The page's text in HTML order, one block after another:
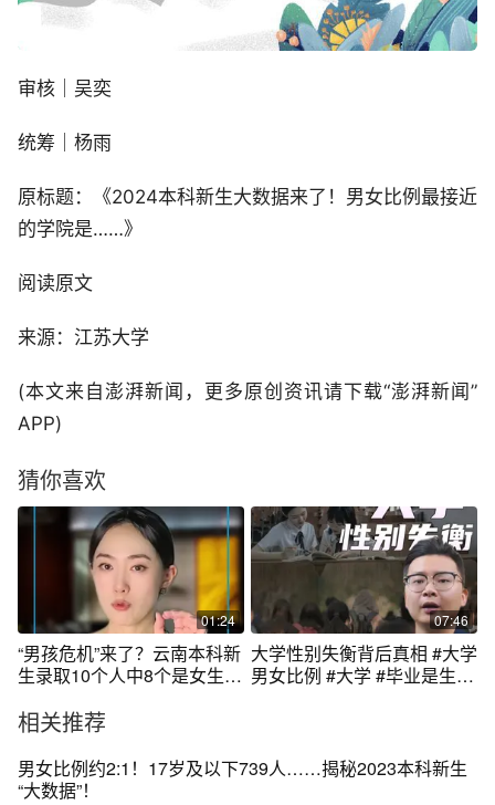
审核｜吴奕
统筹｜杨雨
原标题：《2024本科新生大数据来了！男女比例最接近
的学院是……》
阅读原文
来源：江苏大学
(本文来自澎湃新闻，更多原创资讯请下载“澎湃新闻”
APP)
猜你喜欢
01:24
“男孩危机”来了？云南本科新
生录取10个人中8个是女生！
好，找份养活自己的工作就
行” #男女升学比例 #大学男
女比例失衡 #高校女多男少
07:46
大学性别失衡背后真相 #大学
男女比例 #大学 #毕业是生活
相关推荐
男女比例约2:1！17岁及以下739人……揭秘2023本科新生
“大数据”！